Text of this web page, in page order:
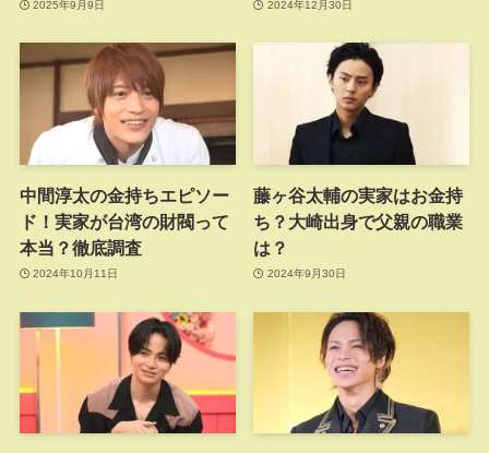
2025年9月9日 2024年12月30日
中間淳太の金持ちエピソー
ド！実家が台湾の財閥って
本当？徹底調査
2024年10月11日
藤ヶ谷太輔の実家はお金持
ち？大崎出身で父親の職業
は？
2024年9月30日